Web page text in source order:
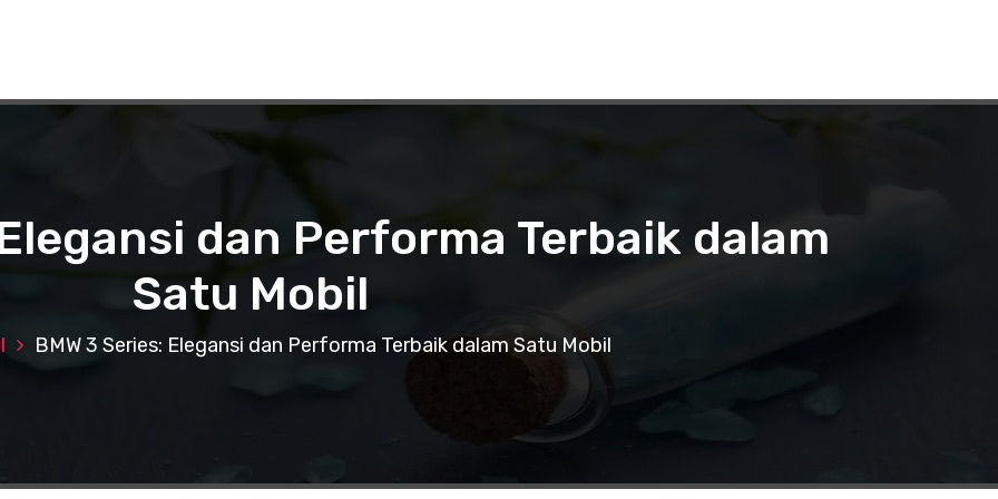
dan Performa Terbaik dalam
Satu Mobil
BMW 3 Series: Elegansi dan Performa Terbaik dalam Satu Mobil